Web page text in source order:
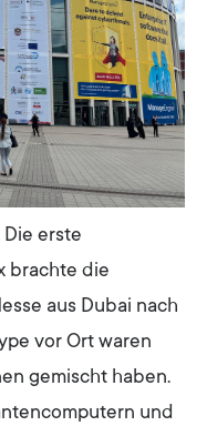
Die erste
brachte die
aus Dubai nach
vor Ort waren
gemischt haben.
und